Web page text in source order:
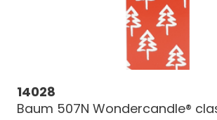
14028
Baum 507N Wondercandle®